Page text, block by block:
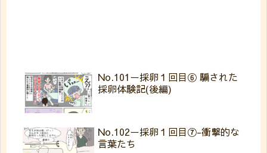
No.101ー採卵１回目⑥ 騙された
採卵体験記(後編)
No.102ー採卵１回目⑦-衝撃的な
言葉たち